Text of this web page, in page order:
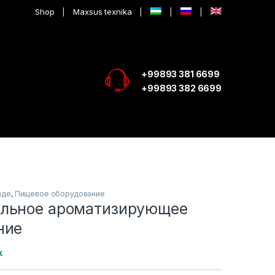
Shop Maxsus texnika
+99893 381 6699
+99893 382 6699
, Пищевое оборудование
ароматизирующее